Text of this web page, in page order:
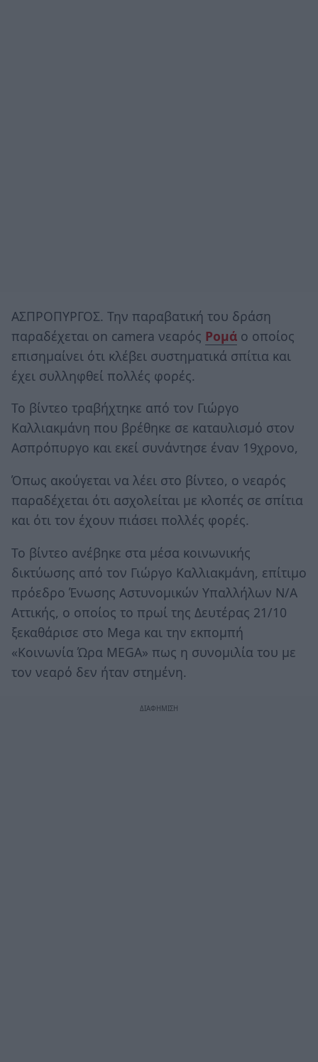
ΑΣΠΡΟΠΥΡΓΟΣ. Την παραβατική του δράση
παραδέχεται on camera νεαρός Ρομά ο οποίος
επισημαίνει ότι κλέβει συστηματικά σπίτια και
έχει συλληφθεί πολλές φορές.
Το βίντεο τραβήχτηκε από τον Γιώργο
Καλλιακμάνη που βρέθηκε σε καταυλισμό στον
Ασπρόπυργο και εκεί συνάντησε έναν 19χρονο,
Όπως ακούγεται να λέει στο βίντεο, ο νεαρός
παραδέχεται ότι ασχολείται με κλοπές σε σπίτια
και ότι τον έχουν πιάσει πολλές φορές.
Το βίντεο ανέβηκε στα μέσα κοινωνικής
δικτύωσης από τον Γιώργο Καλλιακμάνη, επίτιμο
πρόεδρο Ένωσης Αστυνομικών Υπαλλήλων Ν/Α
Αττικής, ο οποίος το πρωί της Δευτέρας 21/10
ξεκαθάρισε στο Mega και την εκπομπή
«Κοινωνία Ώρα MEGA» πως η συνομιλία του με
τον νεαρό δεν ήταν στημένη.